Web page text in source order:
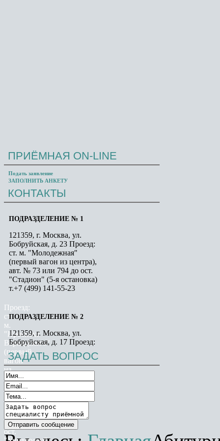
Проезд:
вагон из центра), далее авт. № 715 до ост.
Проезд:
ст.
м.
"Проспект
Вернадского"
(первый
вагон
из
центра),
далее
авт.
№
715
до
ост.
ПРИЁМНАЯ ON-LINE
Подать заявление
ЗАПОЛНИТЬ АНКЕТУ
КОНТАКТЫ
ПОДРАЗДЕЛЕНИЕ № 1
121359, г. Москва, ул.
Бобруйская, д. 23 Проезд:
ст. м. "Молодежная"
(первый вагон из центра),
авт. № 73 или 794 до ост.
"Стадион" (5-я остановка)
т.+7 (499) 141-55-23
ПОДРАЗДЕЛЕНИЕ № 2
121359, г. Москва, ул.
Бобруйская, д. 17 Проезд:
ст. м. "Молодежная"
(первый вагон из центра),
авт. № 73 или 794 до ост.
"Стадион" (5-я остановка)
т.+7 (499) 141-55-23
ПОДРАЗДЕЛЕНИЕ № 3
121351, г. Москва, ул.
ЗАДАТЬ ВОПРОС